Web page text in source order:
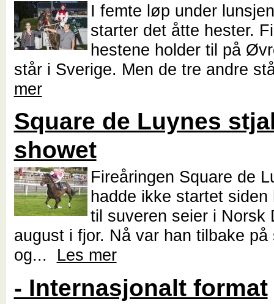
I femte løp under
starter det åtte hester.
hestene holder til på
står i Sverige. Men de tre andre
mer
Square de Luynes
showet
Fireåringen Square de
hadde ikke startet siden
til suveren seier i Norsk
august i fjor. Nå var han tilbake på
og... Les mer
- Internasjonalt format